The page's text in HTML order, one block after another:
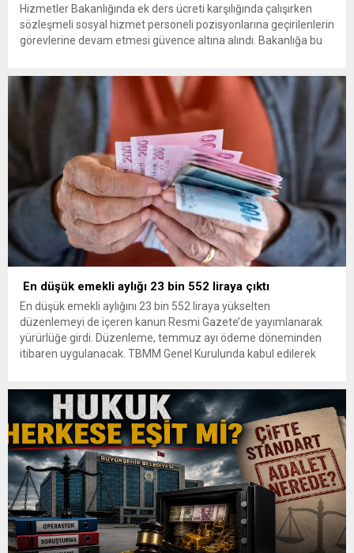
Hizmetler Bakanlığında ek ders ücreti karşılığında çalışırken
sözleşmeli sosyal hizmet personeli pozisyonlarına geçirilenlerin
görevlerine devam etmesi güvence altına alındı. Bakanlığa bu
Esaslarda değişikliğe gidildi. Cumhurbaşkanı Kararı’yla
yürürlüğe konulan düzenleme,...
En düşük emekli aylığı 23 bin 552 liraya çıktı
En düşük emekli aylığını 23 bin 552 liraya yükselten
düzenlemeyi de içeren kanun Resmi Gazete’de yayımlanarak
yürürlüğe girdi. Düzenleme, temmuz ayı ödeme döneminden
itibaren uygulanacak. TBMM Genel Kurulunda kabul edilerek
siber güvenlik alanlarında...